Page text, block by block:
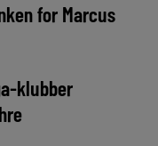
for Marcus
klubber